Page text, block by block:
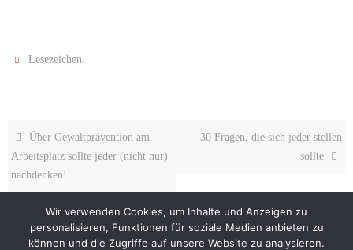
Lesezeichen.
Über Gewaltprävention am
Arbeitsplatz sollte jeder (nicht nur)
nachdenken!
30 Fragen, die sich jeder stellen
sollte
Wir verwenden Cookies, um Inhalte und Anzeigen zu
personalisieren, Funktionen für soziale Medien anbieten zu
können und die Zugriffe auf unsere Website zu analysieren.